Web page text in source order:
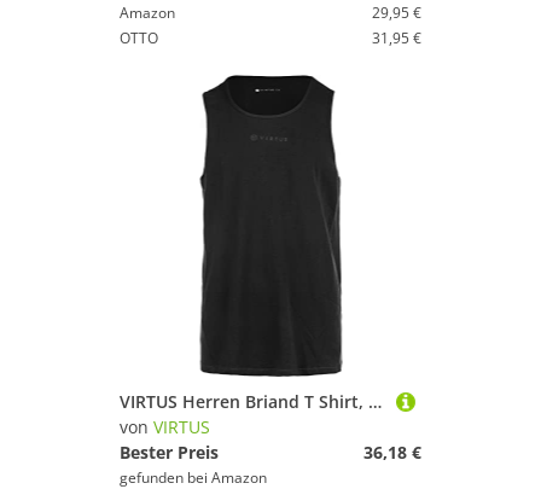
Amazon
29,95 €
OTTO
31,95 €
VIRTUS Herren Briand T Shirt, 2101 Dark Sapphire, XL EU
von VIRTUS
Bester Preis
36,18 €
gefunden bei Amazon